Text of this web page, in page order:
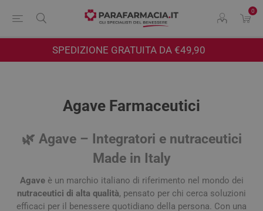
0
SPEDIZIONE GRATUITA DA €49,90
Agave Farmaceutici
🌿 Agave – Integratori e nutraceutici
Made in Italy
Agaveè un marchio italiano di riferimento nel mondo dei
nutraceutici di alta qualità, pensato per chi cerca soluzioni
efficaci per il benessere quotidiano della persona. Con una